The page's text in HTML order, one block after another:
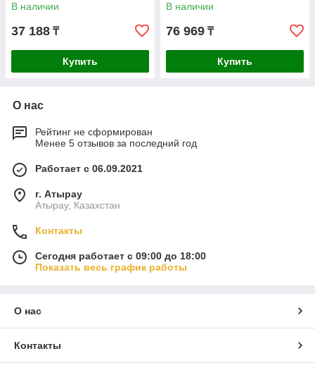
В наличии
37 188 ₸
Купить
В наличии
76 969 ₸
Купить
О нас
Рейтинг не сформирован
Менее 5 отзывов за последний год
Работает с 06.09.2021
г. Атырау
Атырау, Казахстан
Контакты
Сегодня работает с 09:00 до 18:00
Показать весь график работы
О нас
Контакты